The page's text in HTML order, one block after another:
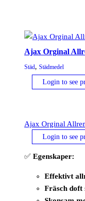
Ajax Orginal
Städ, Städmedel
Login to see
Ajax Orginal
Login to see
✅ Egenskaper:
Effektivt
Fräsch doft